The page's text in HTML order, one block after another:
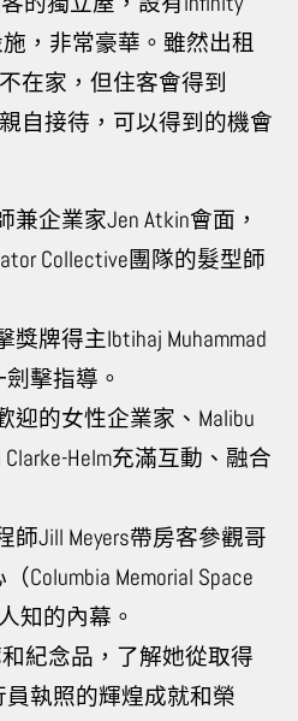
，非常豪華。雖然出租
在家，但住客會得到
自接待，可以得到的機會
企業家Jen Atkin會面，
Collective團隊的髮型師
牌得主Ibtihaj Muhammad
擊指導。
迎的女性企業家、Malibu
Clarke-Helm充滿互動、融合
Jill Meyers帶房客參觀哥
Memorial Space
知的內幕。
紀念品，了解她從取得
執照的輝煌成就和榮